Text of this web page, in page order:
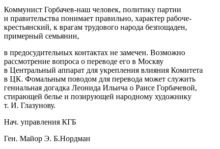
Коммунист Горбачев-наш человек, политику партии
и правительства понимает правильно, характер рабоче-
крестьянский, к врагам трудового народа безпощаден,
примерный семьянин,
в предосудительных контактах не замечен. Возможно
рассмотрение вопроса о переводе его в Москву
в Центральный аппарат для укрепления влияния Комитета
в ЦК. Фомальным поводом для перевода может служить
гениальная догадка Леонида Ильича о Раисе Горбачевой,
стирающей белье и позирующей народному художнику
т. И. Глазунову.
Нач. управления КГБ
Ген. Майор Э. Б.Нордман